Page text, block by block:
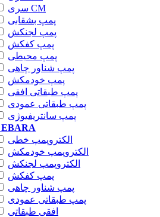
سری CM
پمپ بشقابی
پمپ لجنکش
پمپ کفکش
پمپ محیطی
پمپ شناور چاهی
پمپ خودمکش
پمپ طبقاتی افقی
پمپ طبقاتی عمودی
پمپ سانتریفیوژی
ابارا EBARA
الکتروپمپ خطی
الکتروپمپ خودمکش
الکتروپمپ لجنکش
پمپ کفکش
پمپ شناور چاهی
پمپ طبقاتی عمودی
افقی طبقاتی